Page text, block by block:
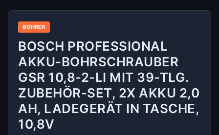
BOHRER
BOSCH PROFESSIONAL
AKKU-BOHRSCHRAUBER
GSR 10,8-2-LI MIT 39-TLG.
ZUBEHÖR-SET, 2X AKKU 2,0
AH, LADEGERÄT IN TASCHE,
10,8V